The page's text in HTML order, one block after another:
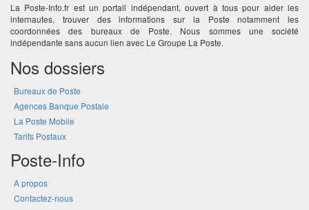
La Poste-Info.fr est un portail indépendant, ouvert à tous pour aider les
internautes, trouver des informations sur la Poste notamment les
coordonnées des bureaux de Poste. Nous sommes une société
indépendante sans aucun lien avec Le Groupe La Poste.
Nos dossiers
Bureaux de Poste
Agences Banque Postale
La Poste Mobile
Tarifs Postaux
Poste-Info
A propos
Contactez-nous